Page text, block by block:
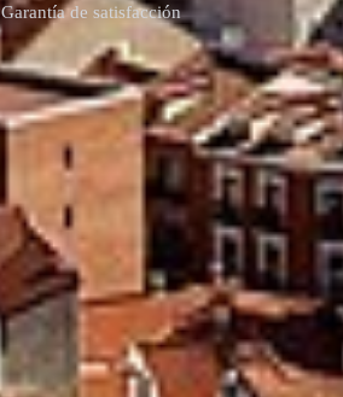
Garantía de satisfacción